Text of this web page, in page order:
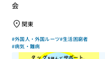
会
関東
#外国人・外国ルーツ#生活困窮者
#病気・難病